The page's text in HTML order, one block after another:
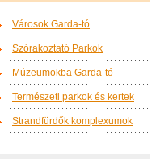
Városok Garda-tó
Szórakoztató Parkok
Múzeumokba Garda-tó
Természeti parkok és kertek
Strandfürdők komplexumok